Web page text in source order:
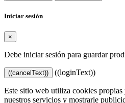
Iniciar sesión
×
Debe iniciar sesión para guardar
((cancelText)) ((loginText))
Este sitio web utiliza cookies propias
nuestros servicios y mostrarle